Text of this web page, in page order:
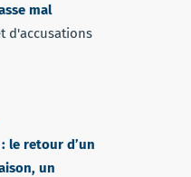
mal
d'accusations
le retour d’un
un